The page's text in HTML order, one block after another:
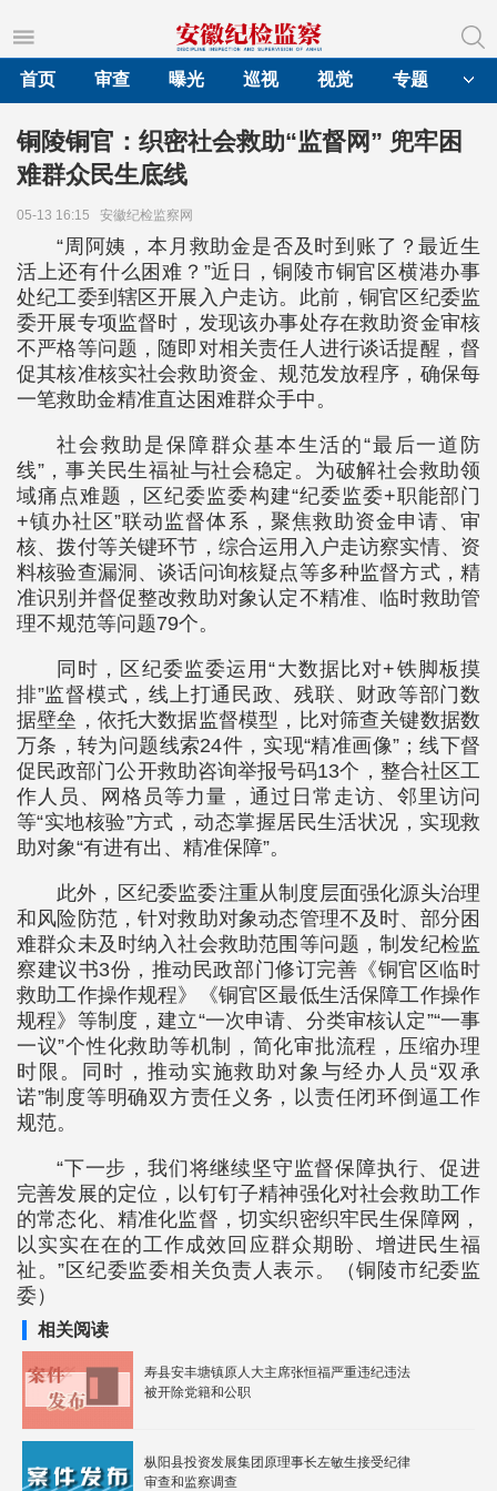
首页
审查 曝光 巡视 视觉 专题
铜陵铜官：织密社会救助“监督网” 兜牢困
难群众民生底线
05-13 16:15 安徽纪检监察网
“周阿姨，本月救助金是否及时到账了？最近生
活上还有什么困难？”近日，铜陵市铜官区横港办事
处纪工委到辖区开展入户走访。此前，铜官区纪委监
委开展专项监督时，发现该办事处存在救助资金审核
不严格等问题，随即对相关责任人进行谈话提醒，督
促其核准核实社会救助资金、规范发放程序，确保每
一笔救助金精准直达困难群众手中。
社会救助是保障群众基本生活的“最后一道防
线”，事关民生福祉与社会稳定。为破解社会救助领
域痛点难题，区纪委监委构建“纪委监委+职能部门
+镇办社区”联动监督体系，聚焦救助资金申请、审
核、拨付等关键环节，综合运用入户走访察实情、资
料核验查漏洞、谈话问询核疑点等多种监督方式，精
准识别并督促整改救助对象认定不精准、临时救助管
理不规范等问题79个。
同时，区纪委监委运用“大数据比对+铁脚板摸
排”监督模式，线上打通民政、残联、财政等部门数
据壁垒，依托大数据监督模型，比对筛查关键数据数
万条，转为问题线索24件，实现“精准画像”；线下督
促民政部门公开救助咨询举报号码13个，整合社区工
作人员、网格员等力量，通过日常走访、邻里访问
等“实地核验”方式，动态掌握居民生活状况，实现救
助对象“有进有出、精准保障”。
此外，区纪委监委注重从制度层面强化源头治理
和风险防范，针对救助对象动态管理不及时、部分困
难群众未及时纳入社会救助范围等问题，制发纪检监
察建议书3份，推动民政部门修订完善《铜官区临时
救助工作操作规程》《铜官区最低生活保障工作操作
规程》等制度，建立“一次申请、分类审核认定”“一事
一议”个性化救助等机制，简化审批流程，压缩办理
时限。同时，推动实施救助对象与经办人员“双承
诺”制度等明确双方责任义务，以责任闭环倒逼工作
规范。
“下一步，我们将继续坚守监督保障执行、促进
完善发展的定位，以钉钉子精神强化对社会救助工作
的常态化、精准化监督，切实织密织牢民生保障网，
以实实在在的工作成效回应群众期盼、增进民生福
祉。”区纪委监委相关负责人表示。（铜陵市纪委监
委）
相关阅读
寿县安丰塘镇原人大主席张恒福严重违纪违法
被开除党籍和公职
枞阳县投资发展集团原理事长左敏生接受纪律
审查和监察调查